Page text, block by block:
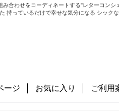
合わせをコーディネートする"レターコン
持っているだけで幸せな気分になる シック
ージ お気に入り ご利用